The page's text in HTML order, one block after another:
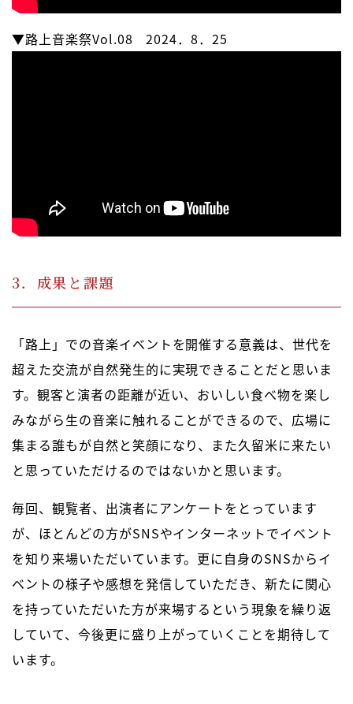
▼路上音楽祭Vol.08 2024．8．25
3．成果と課題
「路上」での音楽イベントを開催する意義は、世代を
超えた交流が自然発生的に実現できることだと思いま
す。観客と演者の距離が近い、おいしい食べ物を楽し
みながら生の音楽に触れることができるので、広場に
集まる誰もが自然と笑顔になり、また久留米に来たい
と思っていただけるのではないかと思います。
毎回、観覧者、出演者にアンケートをとっています
が、ほとんどの方がSNSやインターネットでイベント
を知り来場いただいています。更に自身のSNSからイ
ベントの様子や感想を発信していただき、新たに関心
を持っていただいた方が来場するという現象を繰り返
していて、今後更に盛り上がっていくことを期待して
います。